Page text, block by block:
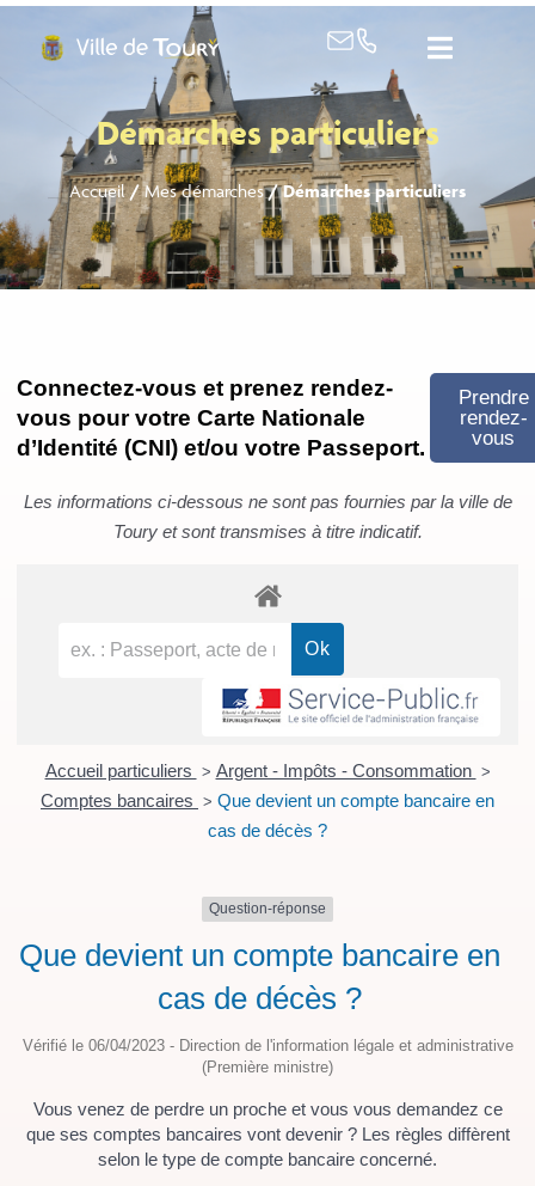
Démarches particuliers
Accueil/Mes démarches/Démarches particuliers
Connectez-vous et prenez rendez-
vous pour votre Carte Nationale
d’Identité (CNI) et/ou votre Passeport.
Prendre
rendez-
vous
Les informations ci-dessous ne sont pas fournies par la ville de
Toury et sont transmises à titre indicatif.
Accueil particuliers > Argent - Impôts - Consommation >
Comptes bancaires > Que devient un compte bancaire en
cas de décès ?
Question-réponse
Que devient un compte bancaire en
cas de décès ?
Vérifié le 06/04/2023 - Direction de l'information légale et administrative
(Première ministre)
Vous venez de perdre un proche et vous vous demandez ce
que ses comptes bancaires vont devenir ? Les règles diffèrent
selon le type de compte bancaire concerné.